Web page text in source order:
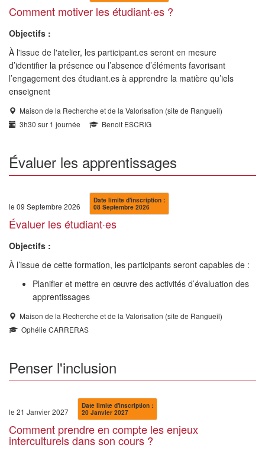
Comment motiver les étudiant·es ?
Objectifs :
À l'issue de l'atelier, les participant.es seront en mesure
d’identifier la présence ou l’absence d’éléments favorisant
l’engagement des étudiant.es à apprendre la matière qu’iels
enseignent
Maison de la Recherche et de la Valorisation (site de Rangueil)
3h30 sur 1 journée
Benoit ESCRIG
Évaluer les apprentissages
le 09 Septembre 2026
Date limite d'inscription :
08 Septembre 2026
Évaluer les étudiant·es
Objectifs :
À l’issue de cette formation, les participants seront capables de :
Planifier et mettre en œuvre des activités d’évaluation des
apprentissages
Maison de la Recherche et de la Valorisation (site de Rangueil)
Ophélie CARRERAS
Penser l'inclusion
le 21 Janvier 2027
Date limite d'inscription :
20 Janvier 2027
Comment prendre en compte les enjeux
interculturels dans son cours ?